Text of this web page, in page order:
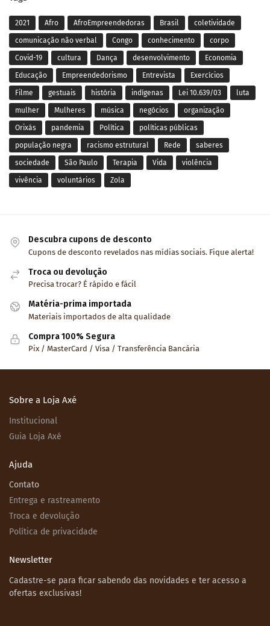
2021 Afro AfroEmpreendedoras Brasil coletividade
comunicação não verbal Congo conhecimento corpo
Covid-19 cultura Dança desenvolvimento Economia
Educação Empreendedorismo Entrevista Exercícios
Filme gestuais história indígenas Lei 10.639/03 luta
mulher Mulheres música negócios organização
Orixás pandemia Política políticas públicas
população negra racismo estrutural Rede saberes
sociedade São Paulo Terapia Vida violência
vivência voluntários Zola
Descubra cupons de desconto
Cupons de desconto revelados nas mídias sociais. Fique alerta!
Troca ou devolução
Precisa trocar? É rápido e fácil
Matéria-prima importada
Materiais importados de alta qualidade
Compra 100% Segura
Pix / MasterCard / Visa / Transferência Bancária
Sobre a Loja Axé
Institucional
Guia Loja Axé
Ajuda
Contato
Entrega e rastreamento
Troca e devolução
Política de privacidade
Newsletter
Cadastre-se para ficar sabendo das novidades e ter acesso a
ofertas exclusivas!